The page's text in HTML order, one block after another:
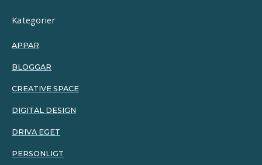
Kategorier
APPAR
BLOGGAR
CREATIVE SPACE
DIGITAL DESIGN
DRIVA EGET
PERSONLIGT